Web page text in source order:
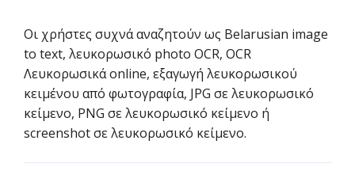
Οι χρήστες συχνά αναζητούν ως Belarusian image
to text, λευκορωσικό photo OCR, OCR
Λευκορωσικά online, εξαγωγή λευκορωσικού
κειμένου από φωτογραφία, JPG σε λευκορωσικό
κείμενο, PNG σε λευκορωσικό κείμενο ή
screenshot σε λευκορωσικό κείμενο.